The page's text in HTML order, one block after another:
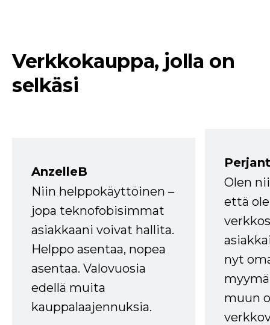
Verkkokauppa, jolla on
selkäsi
AnzelleB
Niin helppokäyttöinen –
jopa teknofobisimmat
asiakkaani voivat hallita.
Helppo asentaa, nopea
asentaa. Valovuosia
edellä muita
kauppalaajennuksia.
Olen
että
nyt
muun